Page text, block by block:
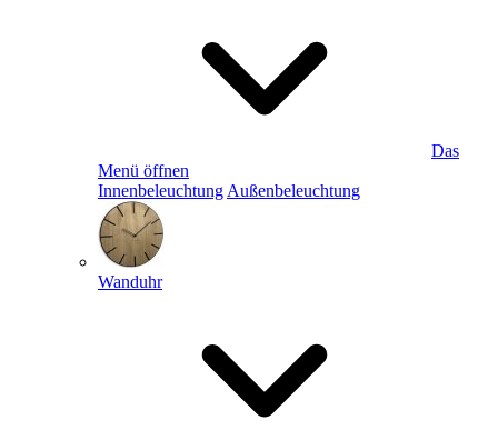
Das
Menü öffnen
Innenbeleuchtung Außenbeleuchtung
Wanduhr